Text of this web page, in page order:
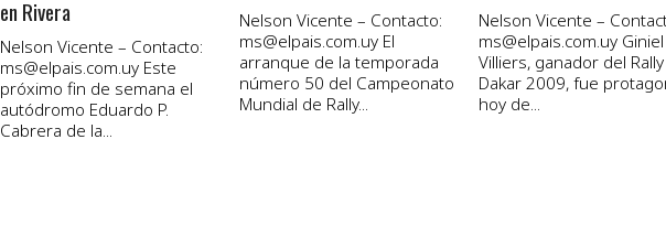
en Rivera
Nelson Vicente – Contacto:
ms@elpais.com.uyEste
próximo fin de semana el
autódromo Eduardo P.
Cabrera de la...
Nelson Vicente – Contacto:
ms@elpais.com.uyEl
arranque de la temporada
número 50 del Campeonato
Mundial de Rally...
Nelson Vicente –
ms@elpais.com.uy
Villiers, ganador del Rally
Dakar 2009, fue
hoy de...